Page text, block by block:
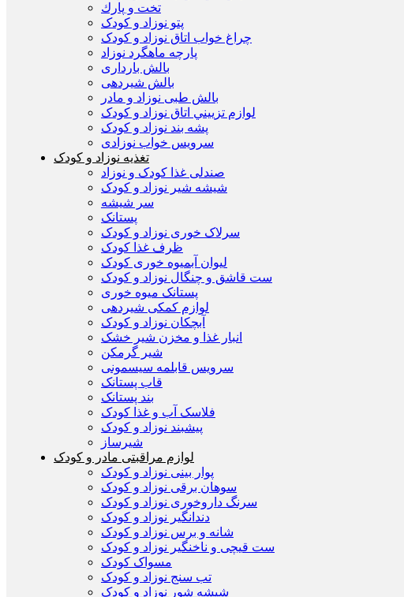
تخت و پارك
پتو نوزاد و کودک
چراغ خواب اتاق نوزاد و کودک
پارچه ماهگرد نوزاد
بالش بارداری
بالش شیردهی
بالش طبی نوزاد و مادر
لوازم تزييني اتاق نوزاد و کودک
پشه بند نوزاد و کودک
سرويس خواب نوزادی
تغذیه نوزاد و کودک
صندلی غذا کودک و نوزاد
شیشه شیر نوزاد و کودک
سر شیشه
پستانک
سرلاک خوری نوزاد و کودک
ظرف غذا کودک
لیوان آبمیوه خوری کودک
ست قاشق و چنگال نوزاد و کودک
پستانک میوه خوری
لوازم کمکی شیردهی
آبچکان نوزاد و کودک
انبار غذا و مخزن شیر خشک
شیر گرمکن
سرویس قابلمه سیسمونی
قاب پستانک
بند پستانک
فلاسک آب و غذا کودک
پیشبند نوزاد و کودک
شیرساز
لوازم مراقبتی مادر و کودک
پوار بینی نوزاد و کودک
سوهان برقی نوزاد و کودک
سرنگ داروخوری نوزاد و کودک
دندانگیر نوزاد و کودک
شانه و برس نوزاد و کودک
ست قیچی و ناخنگیر نوزاد و کودک
مسواک کودک
تب سنج نوزاد و کودک
شیشه شور نوزاد و کودک